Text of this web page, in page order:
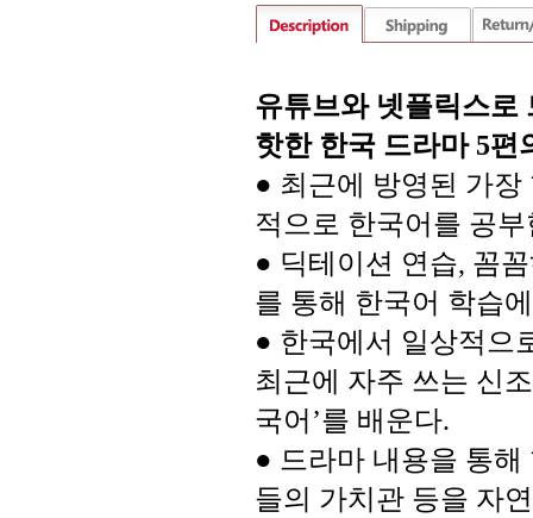
유튜브와 넷플릭스로
핫한 한국 드라마 5편
● 최근에 방영된 가장
적으로 한국어를 공
● 딕테이션 연습, 꼼
를 통해 한국어 학습에
● 한국에서 일상적으
최근에 자주 쓰는 신
국어’를 배운다.
● 드라마 내용을 통해
들의 가치관 등을 자